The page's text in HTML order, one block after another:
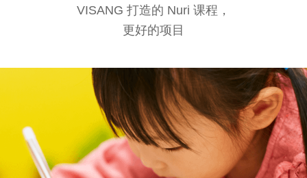
VISANG 打造的 Nuri 课程，
更好的项目